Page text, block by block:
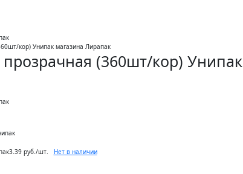
(360шт/кор) Унипак
3.39 руб./шт.
Нет в наличии